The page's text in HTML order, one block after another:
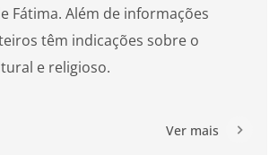
Fátima. Além de informações
têm indicações sobre o
e religioso.
Ver mais